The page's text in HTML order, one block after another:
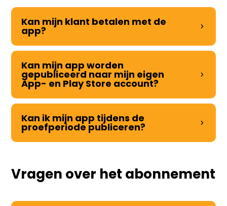
Kan mijn klant betalen met de
app?
Kan mijn app worden
gepubliceerd naar mijn eigen
App- en Play Store account?
Kan ik mijn app tijdens de
proefperiode publiceren?
Vragen over het abonnement